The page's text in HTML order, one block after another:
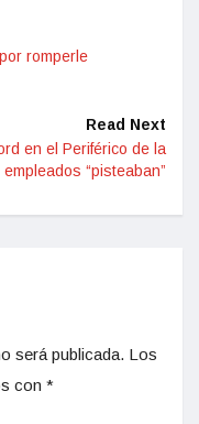
romperle
Read Next
en el Periférico de la
“pisteaban”
será publicada. Los
con *